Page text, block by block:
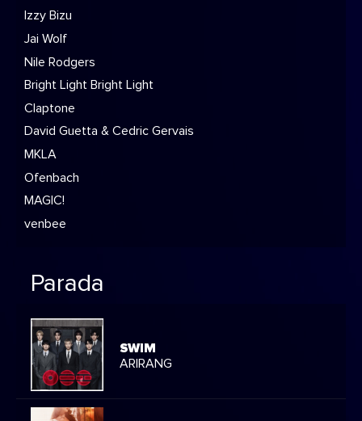
Izzy Bizu
Jai Wolf
Nile Rodgers
Bright Light Bright Light
Claptone
David Guetta & Cedric Gervais
MKLA
Ofenbach
MAGIC!
venbee
Parada
SWIM
ARIRANG